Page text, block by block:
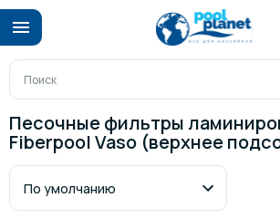
Песочные фильтры
Fiberpool Vaso (верхнее